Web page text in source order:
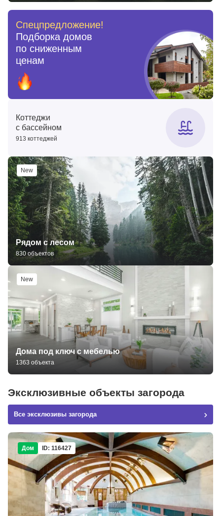
New
Рядом с лесом
830 объектов
Спецпредложение!
Подборка домов
по сниженным
ценам
Коттеджи
с бассейном
913 коттеджей
New
Дома под ключ с мебелью
1363 объекта
Эксклюзивные объекты загорода
Все эксклюзивы загорода
Дом ID: 116427